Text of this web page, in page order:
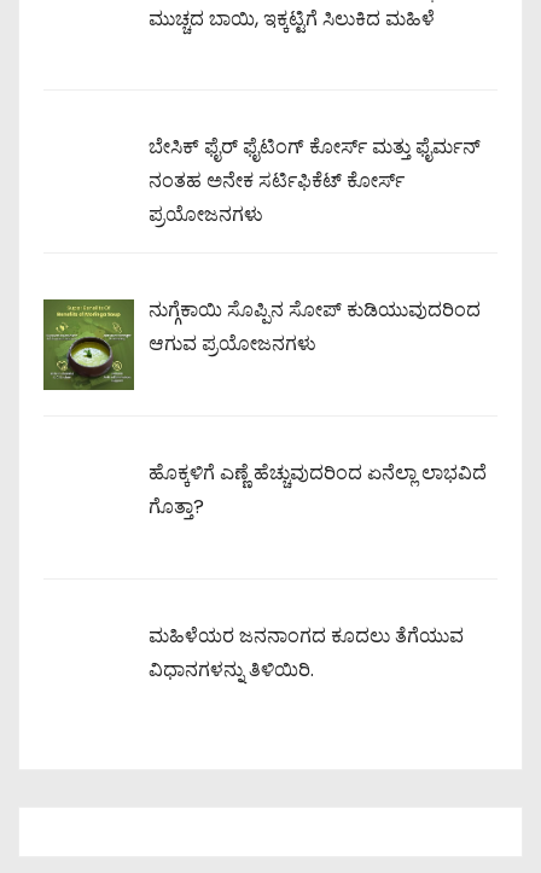
ಮುಚ್ಚದ ಬಾಯಿ, ಇಕ್ಕಟ್ಟಿಗೆ ಸಿಲುಕಿದ ಮಹಿಳೆ
ಬೇಸಿಕ್ ಫೈರ್ ಫೈಟಿಂಗ್ ಕೋರ್ಸ್ ಮತ್ತು ಫೈರ್ಮನ್
ನಂತಹ ಅನೇಕ ಸರ್ಟಿಫಿಕೆಟ್ ಕೋರ್ಸ್
ಪ್ರಯೋಜನಗಳು
ನುಗ್ಗೆಕಾಯಿ ಸೊಪ್ಪಿನ ಸೋಪ್ ಕುಡಿಯುವುದರಿಂದ
ಆಗುವ ಪ್ರಯೋಜನಗಳು
ಹೊಕ್ಕಳಿಗೆ ಎಣ್ಣೆ ಹೆಚ್ಚುವುದರಿಂದ ಏನೆಲ್ಲಾ ಲಾಭವಿದೆ
ಗೊತ್ತಾ?
ಮಹಿಳೆಯರ ಜನನಾಂಗದ ಕೂದಲು ತೆಗೆಯುವ
ವಿಧಾನಗಳನ್ನು ತಿಳಿಯಿರಿ.